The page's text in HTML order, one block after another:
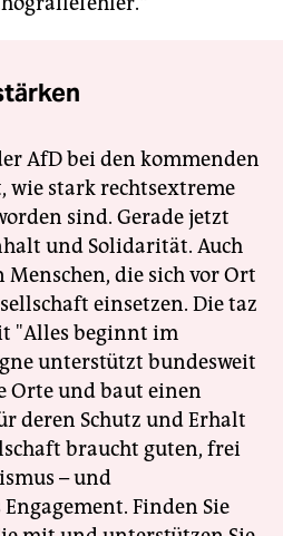
AfD bei den kommenden
wie stark rechtsextreme
sind. Gerade jetzt
und Solidarität. Auch
die sich vor Ort
einsetzen. Die taz
"Alles beginnt im
unterstützt bundesweit
Orte und baut einen
deren Schutz und Erhalt
braucht guten, frei
– und
Finden Sie